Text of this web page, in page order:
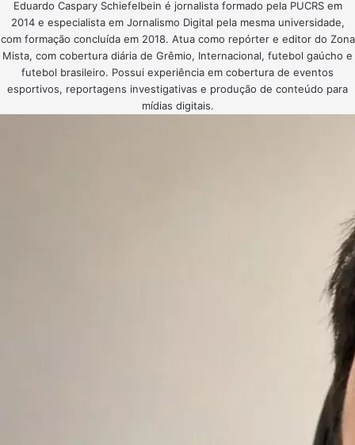
Eduardo Caspary Schiefelbein é jornalista formado pela PUCRS em
2014 e especialista em Jornalismo Digital pela mesma universidade,
com formação concluída em 2018. Atua como repórter e editor do Zona
Mista, com cobertura diária de Grêmio, Internacional, futebol gaúcho e
futebol brasileiro. Possui experiência em cobertura de eventos
esportivos, reportagens investigativas e produção de conteúdo para
mídias digitais.